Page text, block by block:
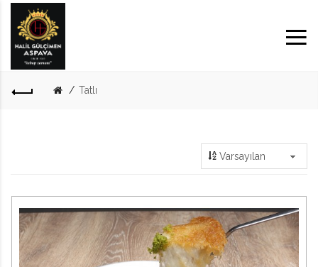
Tatlı